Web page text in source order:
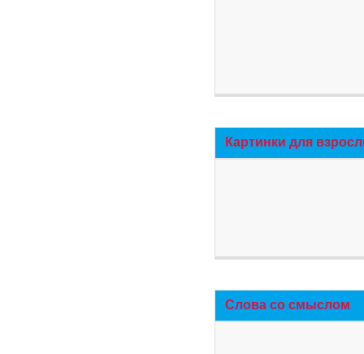
Картинки для
Слова со смыслом